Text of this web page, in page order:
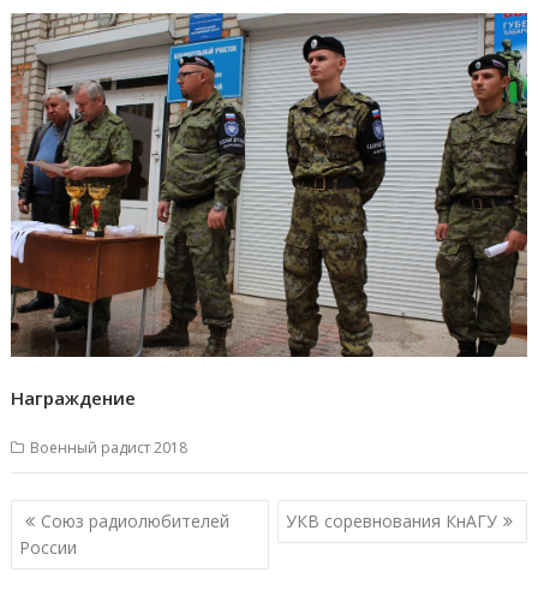
Награждение
Военный радист 2018
Навигация
по
записям
Союз радиолюбителей
России
УКВ соревнования КнАГУ